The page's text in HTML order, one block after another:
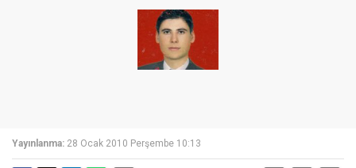
Yayınlanma: 28 Ocak 2010 Perşembe 10:13